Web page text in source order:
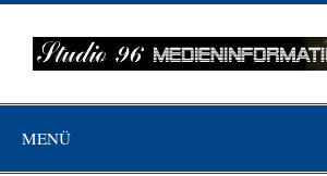
Zum
springen
MENÜ